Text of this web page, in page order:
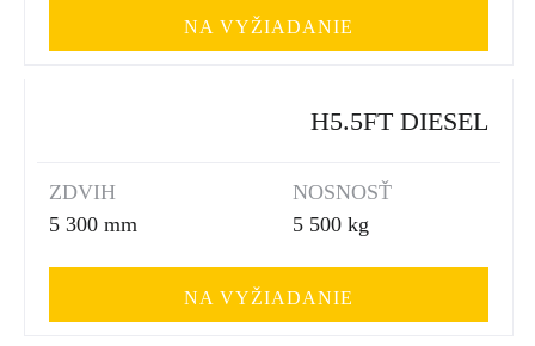
NA VYŽIADANIE
H5.5FT DIESEL
ZDVIH
5 300 mm
NOSNOSŤ
5 500 kg
NA VYŽIADANIE